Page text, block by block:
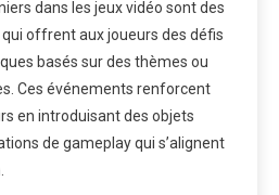
dans les jeux vidéo sont des
offrent aux joueurs des défis
basés sur des thèmes ou
Ces événements renforcent
en introduisant des objets
de gameplay qui s’alignent